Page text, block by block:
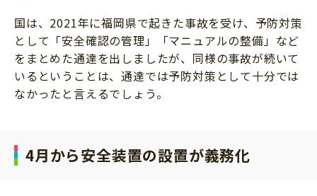
国は、2021年に福岡県で起きた事故を受け、予防対策
として「安全確認の管理」「マニュアルの整備」など
をまとめた通達を出しましたが、同様の事故が続いて
いるということは、通達では予防対策として十分では
なかったと言えるでしょう。
4月から安全装置の設置が義務化